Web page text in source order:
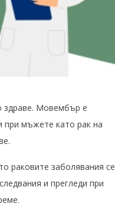
здраве. Мовембър е
при мъжете като рак на
раковите заболявания се
и прегледи при